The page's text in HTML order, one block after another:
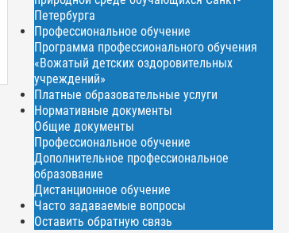
Петербурга
Профессиональное обучение
Программа профессионального обучения
«Вожатый детских оздоровительных
учреждений»
Платные образовательные услуги
Нормативные документы
Общие документы
Профессиональное обучение
Дополнительное профессиональное
образование
Дистанционное обучение
Часто задаваемые вопросы
Оставить обратную связь